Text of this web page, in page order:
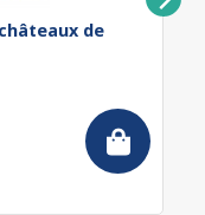
de